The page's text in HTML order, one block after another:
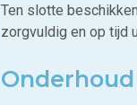
Ten slotte
zorgvuldig en op tijd